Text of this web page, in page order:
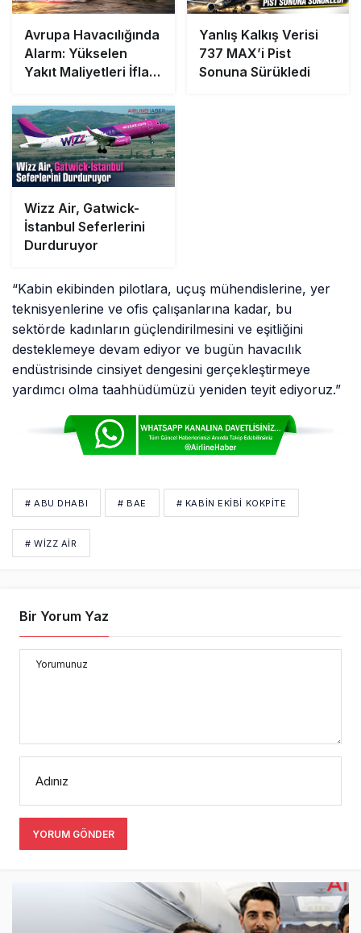
Avrupa Havacılığında
Alarm: Yükselen
Yakıt Maliyetleri İflas
Tetikliyor
Yanlış Kalkış Verisi
737 MAX’i Pist
Sonuna Sürükledi
Wizz Air, Gatwick-
İstanbul Seferlerini
Durduruyor
“Kabin ekibinden pilotlara, uçuş mühendislerine, yer
teknisyenlerine ve ofis çalışanlarına kadar, bu
sektörde kadınların güçlendirilmesini ve eşitliğini
desteklemeye devam ediyor ve bugün havacılık
endüstrisinde cinsiyet dengesini gerçekleştirmeye
yardımcı olma taahhüdümüzü yeniden teyit ediyoruz.”
# ABU DHABI # BAE # KABIN EKIBI KOKPITE
# WIZZ AIR
Bir Yorum Yaz
Yorumunuz
Adınız
YORUM GÖNDER